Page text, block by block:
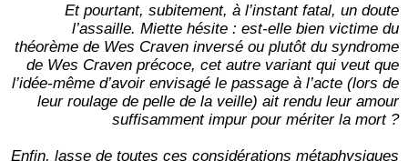
Et pourtant, subitement, à l’instant fatal, un doute
l’assaille. Miette hésite : est-elle bien victime du
théorème de Wes Craven inversé ou plutôt du syndrome
de Wes Craven précoce, cet autre variant qui veut que
l’idée-même d’avoir envisagé le passage à l’acte (lors de
leur roulage de pelle de la veille) ait rendu leur amour
suffisamment impur pour mériter la mort ?
Enfin, lasse de toutes ces considérations métaphysiques